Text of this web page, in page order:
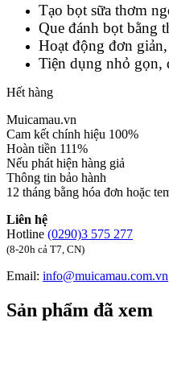
Tạo bọt sữa thơm
Que đánh bọt bằng
Hoạt động đơn
Tiện dụng nhỏ gọn,
Hết hàng
Muicamau.vn
Cam kết chính hiệu 100%
Hoàn tiền 111%
Nếu phát hiện hàng giả
Thông tin bảo hành
12 tháng bằng hóa đơn hoặc
Liên hệ
Hotline (0290)3 575 277
(8-20h cả T7, CN)
Email: info@muicamau.com.vn
Sản phẩm đã xem